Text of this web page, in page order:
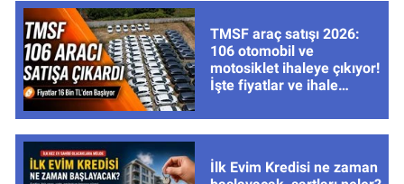
TMSF araç satışı 2026:
106 otomobil ve
motosiklet ihaleye çıkıyor!
İşte fiyatlar ve ihale
İlk Evim Kredisi ne zaman